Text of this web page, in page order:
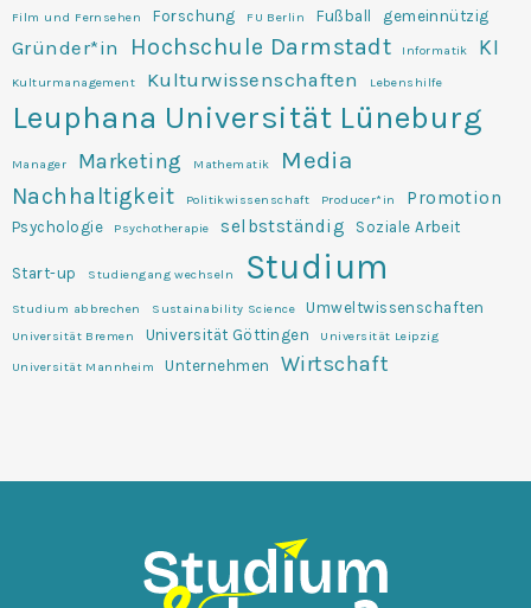
Film und Fernsehen Forschung FU Berlin Fußball gemeinnützig
Gründer*in Hochschule Darmstadt Informatik KI
Kulturmanagement Kulturwissenschaften Lebenshilfe
Leuphana Universität Lüneburg
Manager Marketing Mathematik Media
Nachhaltigkeit Politikwissenschaft Producer*in Promotion
Psychologie Psychotherapie selbstständig Soziale Arbeit
Start-up Studiengang wechseln Studium
Studium abbrechen Sustainability Science Umweltwissenschaften
Universität Bremen Universität Göttingen
Universität Leipzig
Universität Mannheim
Unternehmen Wirtschaft